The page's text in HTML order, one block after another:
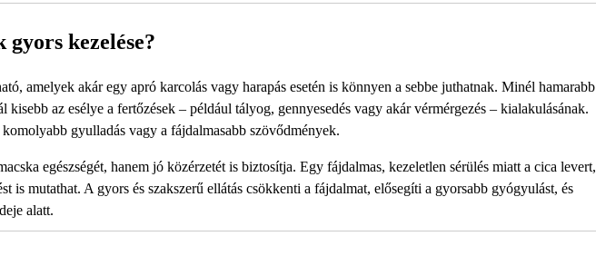
kezelése?
amelyek akár egy apró karcolás vagy harapás esetén is könnyen a sebbe juthatnak. Minél hamarabb
kisebb az esélye a fertőzések – például tályog, gennyesedés vagy akár vérmérgezés – kialakulásának.
gyulladás vagy a fájdalmasabb szövődmények.
egészségét, hanem jó közérzetét is biztosítja. Egy fájdalmas, kezeletlen sérülés miatt a cica levert,
is mutathat. A gyors és szakszerű ellátás csökkenti a fájdalmat, elősegíti a gyorsabb gyógyulást, és
alatt.